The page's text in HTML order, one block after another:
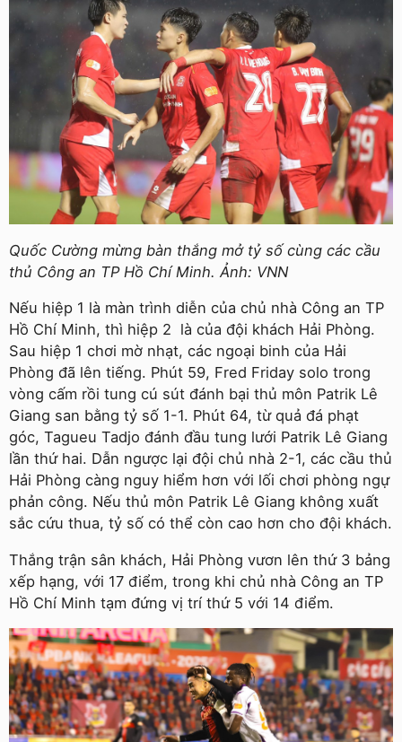
Quốc Cường mừng bàn thắng mở tỷ số cùng các cầu
thủ Công an TP Hồ Chí Minh. Ảnh: VNN
Nếu hiệp 1 là màn trình diễn của chủ nhà Công an TP
Hồ Chí Minh, thì hiệp 2 là của đội khách Hải Phòng.
Sau hiệp 1 chơi mờ nhạt, các ngoại binh của Hải
Phòng đã lên tiếng. Phút 59, Fred Friday solo trong
vòng cấm rồi tung cú sút đánh bại thủ môn Patrik Lê
Giang san bằng tỷ số 1-1. Phút 64, từ quả đá phạt
góc, Tagueu Tadjo đánh đầu tung lưới Patrik Lê Giang
lần thứ hai. Dẫn ngược lại đội chủ nhà 2-1, các cầu thủ
Hải Phòng càng nguy hiểm hơn với lối chơi phòng ngự
phản công. Nếu thủ môn Patrik Lê Giang không xuất
sắc cứu thua, tỷ số có thể còn cao hơn cho đội khách.
Thắng trận sân khách, Hải Phòng vươn lên thứ 3 bảng
xếp hạng, với 17 điểm, trong khi chủ nhà Công an TP
Hồ Chí Minh tạm đứng vị trí thứ 5 với 14 điểm.